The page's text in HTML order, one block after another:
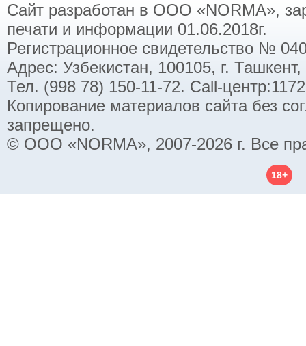
Сайт разработан в ООО «NORMA»,
печати и информации 01.06.2018г.
Регистрационное свидетельство №
Адрес: Узбекистан, 100105, г.
Тел. (998 78) 150-11-72. Call-
Копирование материалов сайта без
запрещено.
© ООО «NORMA», 2007-2026 г. Все
18+